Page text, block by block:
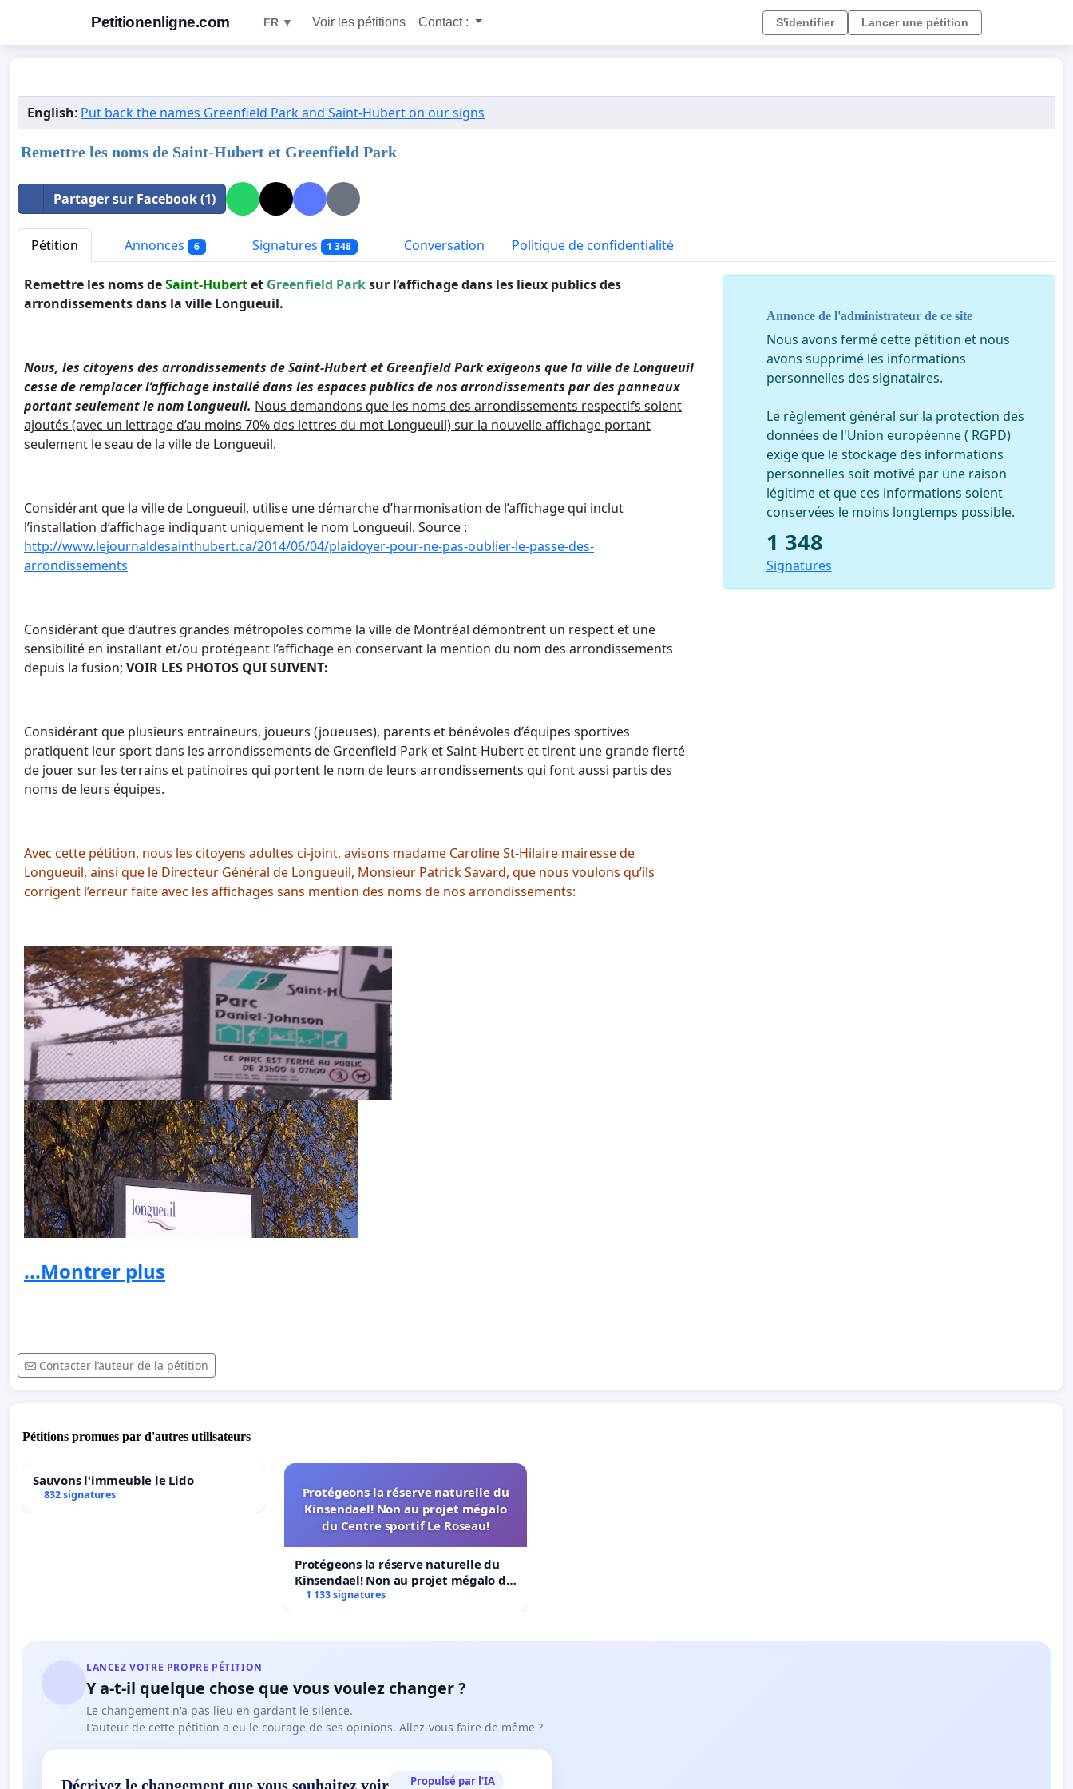
Petitionenligne.com FR ▼ Voir les pétitions Contact : S'identifier Lancer une pétition
English: Put back the names Greenfield Park and Saint-Hubert on our signs
Remettre les noms de Saint-Hubert et Greenfield Park
Partager sur Facebook (1)
Pétition Annonces 6 Signatures 1 348 Conversation Politique de confidentialité
Remettre les noms deSaint-Hubertet Greenfield Parksur l’affichage dans les lieux publics des
arrondissements dans la ville Longueuil.
Nous, les citoyens des arrondissements de Saint-Hubert et Greenfield Park exigeons que la ville de Longueuil
cesse de remplacer l’affichage installé dans les espaces publics de nos arrondissements par des panneaux
portant seulement le nom Longueuil. Nous demandons que les noms des arrondissements respectifs soient
ajoutés (avec un lettrage d’au moins 70% des lettres du mot Longueuil) sur la nouvelle affichage portant
seulement le seau de la ville de Longueuil.
Considérant que la ville de Longueuil, utilise une démarche d’harmonisation de l’affichage qui inclut
l’installation d’affichage indiquant uniquement le nom Longueuil. Source :
http://www.lejournaldesainthubert.ca/2014/06/04/plaidoyer-pour-ne-pas-oublier-le-passe-des-
arrondissements
Considérant que d’autres grandes métropoles comme la ville de Montréal démontrent un respect et une
sensibilité en installant et/ou protégeant l’affichage en conservant la mention du nom des arrondissements
depuis la fusion; VOIR LES PHOTOS QUI SUIVENT:
Considérant que plusieurs entraineurs, joueurs (joueuses), parents et bénévoles d’équipes sportives
pratiquent leur sport dans les arrondissements de Greenfield Park et Saint-Hubert et tirent une grande fierté
de jouer sur les terrains et patinoires qui portent le nom de leurs arrondissements qui font aussi partis des
noms de leurs équipes.
Avec cette pétition, nous les citoyens adultes ci-joint, avisons madame Caroline St-Hilaire mairesse de
Longueuil, ainsi que le Directeur Général de Longueuil, Monsieur Patrick Savard, que nous voulons qu’ils
corrigent l’erreur faite avec les affichages sans mention des noms de nos arrondissements:
...Montrer plus
Contacter l’auteur de la pétition
Annonce de l'administrateur de ce site
Nous avons fermé cette pétition et nous
avons supprimé les informations
personnelles des signataires.
Le règlement général sur la protection des
données de l'Union européenne ( RGPD)
exige que le stockage des informations
personnelles soit motivé par une raison
légitime et que ces informations soient
conservées le moins longtemps possible.
1 348
Signatures
Pétitions promues par d'autres utilisateurs
Sauvons l'immeuble le Lido
832 signatures
Protégeons la réserve naturelle du
Kinsendael! Non au projet mégalo
du Centre sportif Le Roseau!
Protégeons la réserve naturelle du
Kinsendael! Non au projet mégalo du
Centre sportif Le Roseau!
1 133 signatures
LANCEZ VOTRE PROPRE PÉTITION
Y a-t-il quelque chose que vous voulez changer ?
Le changement n'a pas lieu en gardant le silence.
L'auteur de cette pétition a eu le courage de ses opinions. Allez-vous faire de même ?
Décrivez le changement que vous souhaitez voir Propulsé par l’IA